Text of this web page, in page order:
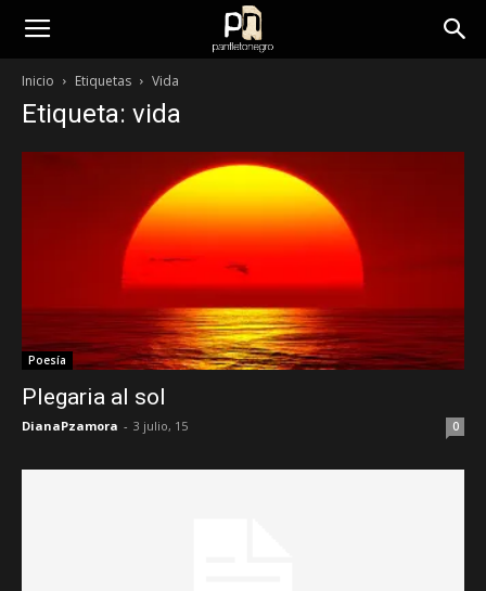
panfletonegro
Inicio Etiquetas Vida
Etiqueta: vida
Poesía
Plegaria al sol
DianaPzamora - 3 julio, 15 0